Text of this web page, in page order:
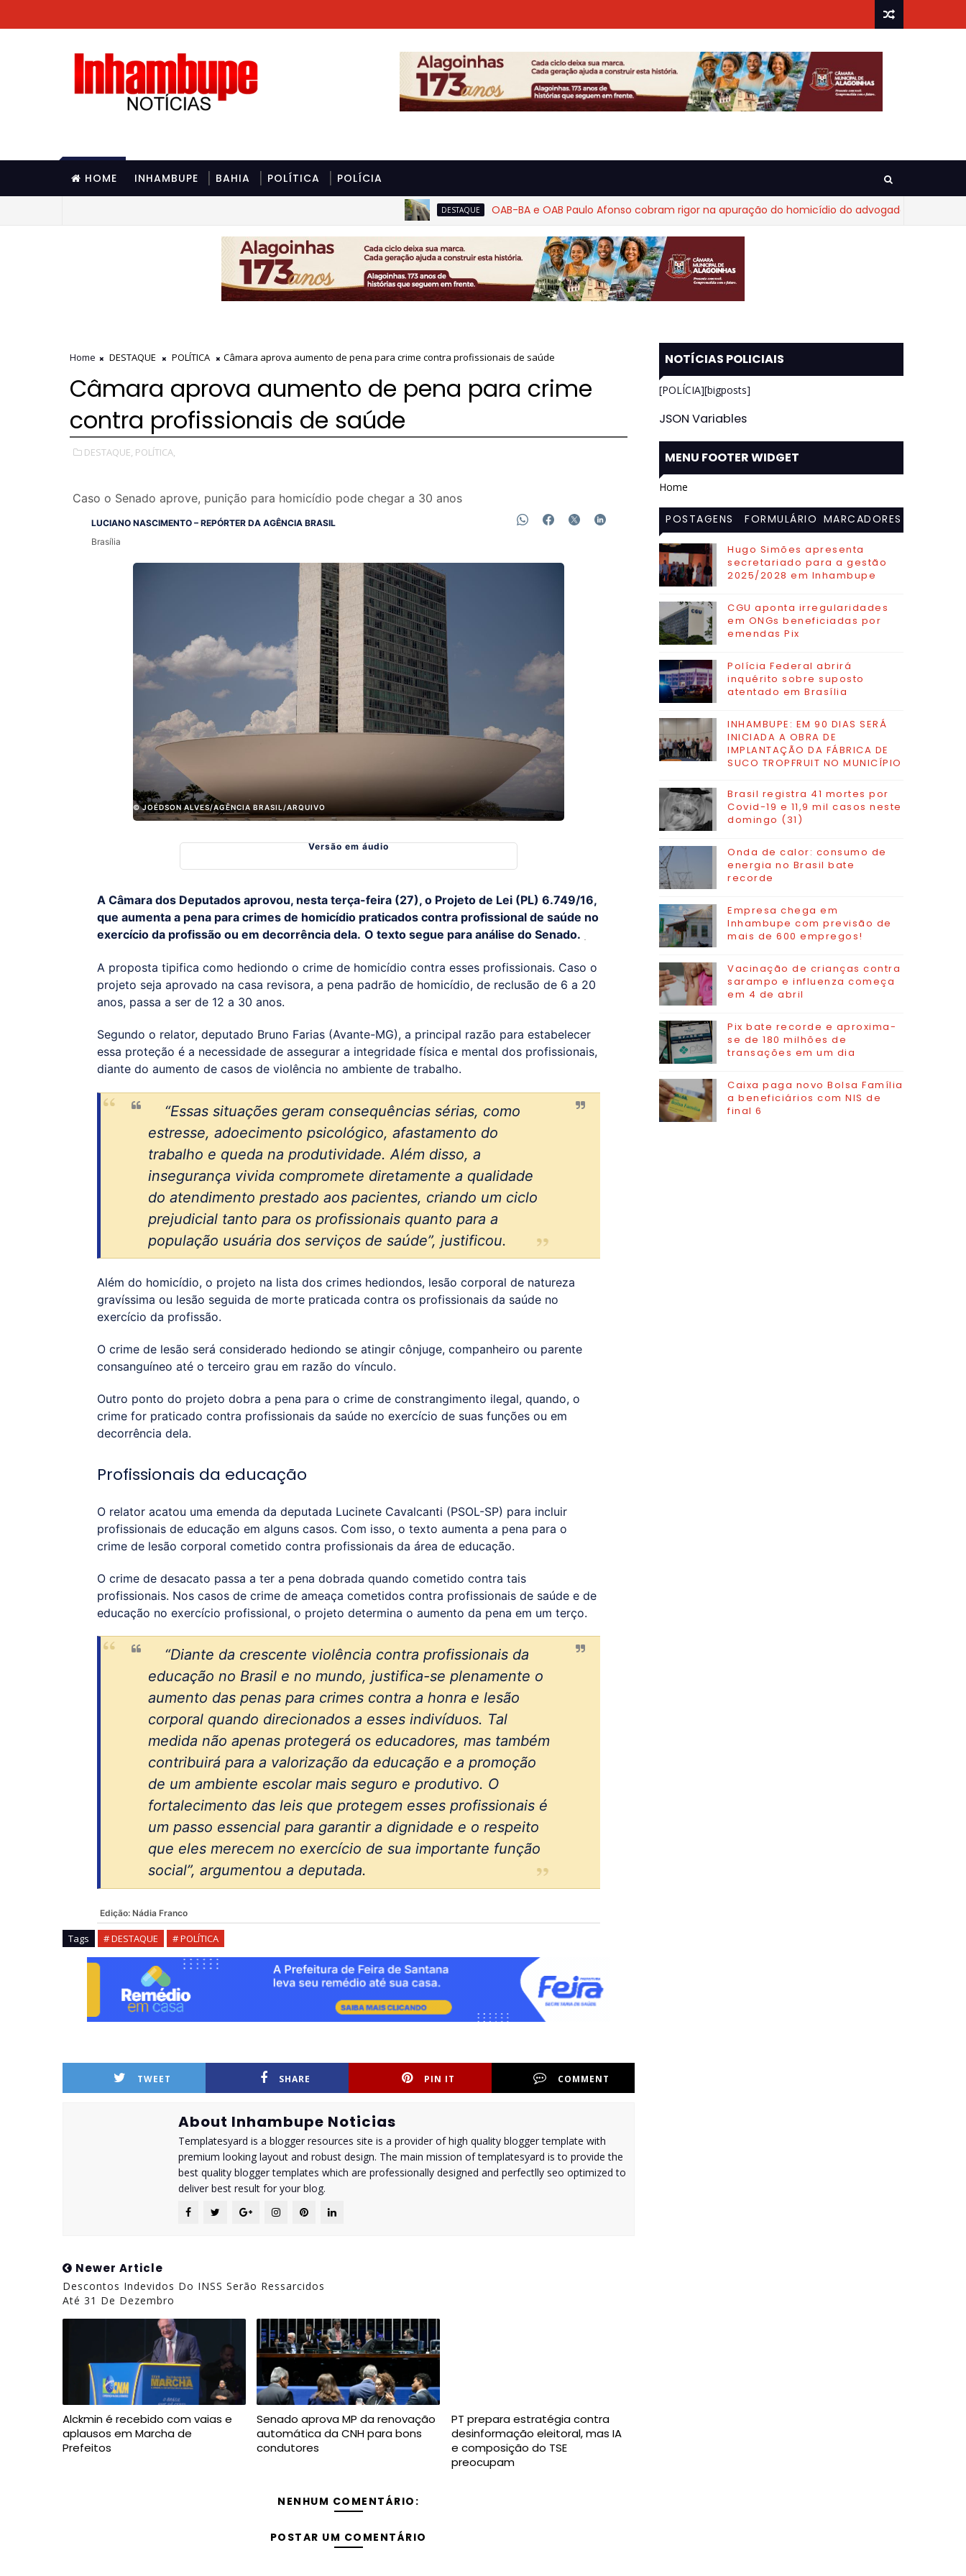
HOME INHAMBUPE BAHIA POLÍTICA POLÍCIA
DESTAQUE OAB-BA e OAB Paulo Afonso cobram rigor na apuração do homicídio do advogado Diego Fraga de
Home DESTAQUE POLÍTICA Câmara aprova aumento de pena para crime contra profissionais de saúde
Câmara aprova aumento de pena para crime
contra profissionais de saúde
DESTAQUE, POLÍTICA,
Caso o Senado aprove, punição para homicídio pode chegar a 30 anos
LUCIANO NASCIMENTO – REPÓRTER DA AGÊNCIA BRASIL
Brasília
© JOÉDSON ALVES/AGÊNCIA BRASIL/ARQUIVO
Versão em áudio
A Câmara dos Deputados aprovou, nesta terça-feira (27), o Projeto de Lei (PL) 6.749/16,
que aumenta a pena para crimes de homicídio praticados contra profissional de saúde no
exercício da profissão ou em decorrência dela. O texto segue para análise do Senado.
A proposta tipifica como hediondo o crime de homicídio contra esses profissionais. Caso o
projeto seja aprovado na casa revisora, a pena padrão de homicídio, de reclusão de 6 a 20
anos, passa a ser de 12 a 30 anos.
Segundo o relator, deputado Bruno Farias (Avante-MG), a principal razão para estabelecer
essa proteção é a necessidade de assegurar a integridade física e mental dos profissionais,
diante do aumento de casos de violência no ambiente de trabalho.
“Essas situações geram consequências sérias, como
estresse, adoecimento psicológico, afastamento do
trabalho e queda na produtividade. Além disso, a
insegurança vivida compromete diretamente a qualidade
do atendimento prestado aos pacientes, criando um ciclo
prejudicial tanto para os profissionais quanto para a
população usuária dos serviços de saúde”, justificou.
Além do homicídio, o projeto na lista dos crimes hediondos, lesão corporal de natureza
gravíssima ou lesão seguida de morte praticada contra os profissionais da saúde no
exercício da profissão.
O crime de lesão será considerado hediondo se atingir cônjuge, companheiro ou parente
consanguíneo até o terceiro grau em razão do vínculo.
Outro ponto do projeto dobra a pena para o crime de constrangimento ilegal, quando, o
crime for praticado contra profissionais da saúde no exercício de suas funções ou em
decorrência dela.
Profissionais da educação
O relator acatou uma emenda da deputada Lucinete Cavalcanti (PSOL-SP) para incluir
profissionais de educação em alguns casos. Com isso, o texto aumenta a pena para o
crime de lesão corporal cometido contra profissionais da área de educação.
O crime de desacato passa a ter a pena dobrada quando cometido contra tais
profissionais. Nos casos de crime de ameaça cometidos contra profissionais de saúde e de
educação no exercício profissional, o projeto determina o aumento da pena em um terço.
“Diante da crescente violência contra profissionais da
educação no Brasil e no mundo, justifica-se plenamente o
aumento das penas para crimes contra a honra e lesão
corporal quando direcionados a esses indivíduos. Tal
medida não apenas protegerá os educadores, mas também
contribuirá para a valorização da educação e a promoção
de um ambiente escolar mais seguro e produtivo. O
fortalecimento das leis que protegem esses profissionais é
um passo essencial para garantir a dignidade e o respeito
que eles merecem no exercício de sua importante função
social”, argumentou a deputada.
Edição: Nádia Franco
Tags # DESTAQUE # POLÍTICA
TWEET SHARE PIN IT COMMENT
About Inhambupe Noticias
Templatesyard is a blogger resources site is a provider of high quality blogger template with
premium looking layout and robust design. The main mission of templatesyard is to provide the
best quality blogger templates which are professionally designed and perfectlly seo optimized to
deliver best result for your blog.
Newer Article
Descontos Indevidos Do INSS Serão Ressarcidos
Até 31 De Dezembro
Alckmin é recebido com vaias e
aplausos em Marcha de
Prefeitos
Senado aprova MP da renovação
automática da CNH para bons
condutores
PT prepara estratégia contra
desinformação eleitoral, mas IA
e composição do TSE
preocupam
NENHUM COMENTÁRIO:
POSTAR UM COMENTÁRIO
NOTÍCIAS POLICIAIS
[POLÍCIA][bigposts]
JSON Variables
MENU FOOTER WIDGET
Home
POSTAGENS
MAIS
VISITADAS
FORMULÁRIO MARCADORES
Hugo Simões apresenta
secretariado para a gestão
2025/2028 em Inhambupe
CGU aponta irregularidades
em ONGs beneficiadas por
emendas Pix
Polícia Federal abrirá
inquérito sobre suposto
atentado em Brasília
INHAMBUPE: EM 90 DIAS SERÁ
INICIADA A OBRA DE
IMPLANTAÇÃO DA FÁBRICA DE
SUCO TROPFRUIT NO MUNICÍPIO
Brasil registra 41 mortes por
Covid-19 e 11,9 mil casos neste
domingo (31)
Onda de calor: consumo de
energia no Brasil bate
recorde
Empresa chega em
Inhambupe com previsão de
mais de 600 empregos!
Vacinação de crianças contra
sarampo e influenza começa
em 4 de abril
Pix bate recorde e aproxima-
se de 180 milhões de
transações em um dia
Caixa paga novo Bolsa Família
a beneficiários com NIS de
final 6